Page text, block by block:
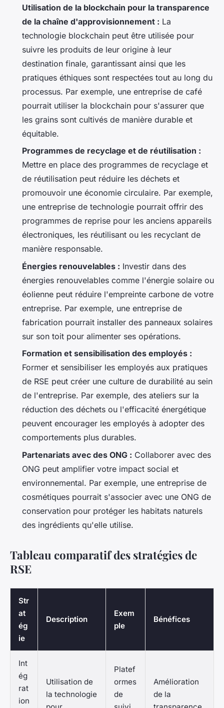
Utilisation de la blockchain pour la transparence
de la chaîne d'approvisionnement : La
technologie blockchain peut être utilisée pour
suivre les produits de leur origine à leur
destination finale, garantissant ainsi que les
pratiques éthiques sont respectées tout au long du
processus. Par exemple, une entreprise de café
pourrait utiliser la blockchain pour s'assurer que
les grains sont cultivés de manière durable et
équitable.
Programmes de recyclage et de réutilisation :
Mettre en place des programmes de recyclage et
de réutilisation peut réduire les déchets et
promouvoir une économie circulaire. Par exemple,
une entreprise de technologie pourrait offrir des
programmes de reprise pour les anciens appareils
électroniques, les réutilisant ou les recyclant de
manière responsable.
Énergies renouvelables : Investir dans des
énergies renouvelables comme l'énergie solaire ou
éolienne peut réduire l'empreinte carbone de votre
entreprise. Par exemple, une entreprise de
fabrication pourrait installer des panneaux solaires
sur son toit pour alimenter ses opérations.
Formation et sensibilisation des employés :
Former et sensibiliser les employés aux pratiques
de RSE peut créer une culture de durabilité au sein
de l'entreprise. Par exemple, des ateliers sur la
réduction des déchets ou l'efficacité énergétique
peuvent encourager les employés à adopter des
comportements plus durables.
Partenariats avec des ONG : Collaborer avec des
ONG peut amplifier votre impact social et
environnemental. Par exemple, une entreprise de
cosmétiques pourrait s'associer avec une ONG de
conservation pour protéger les habitats naturels
des ingrédients qu'elle utilise.
Tableau comparatif des stratégies de
RSE
Str
at
ég
ie
Description
Exem
ple
Bénéfices
Int
ég
rat
ion
Utilisation de
la technologie
Platef
ormes
de
Amélioration
de la